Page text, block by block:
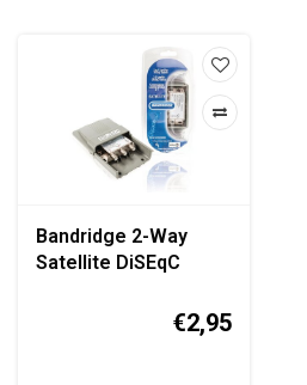
Bandridge 2-Way
Satellite DiSEqC
€2,95